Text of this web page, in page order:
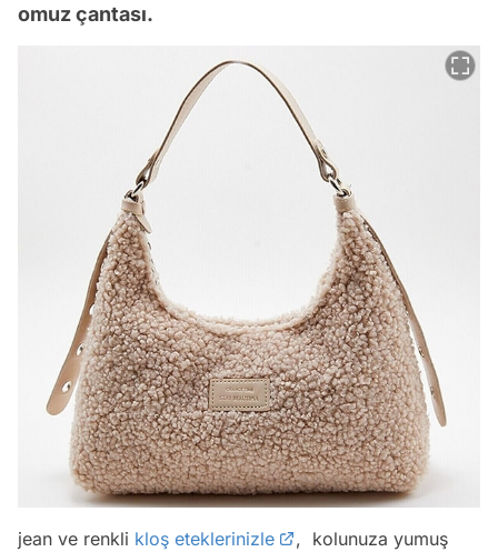
omuz çantası.
jean ve renkli kloş eteklerinizle
, kolunuza yumuş